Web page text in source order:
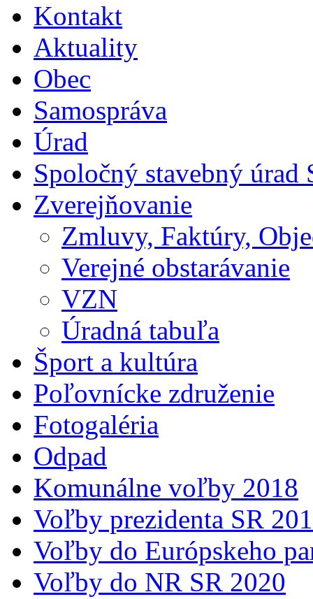
Kontakt
Aktuality
Obec
Samospráva
Úrad
Spoločný stavebný úrad
Zverejňovanie
Zmluvy, Faktúry,
Verejné obstarávanie
VZN
Úradná tabuľa
Šport a kultúra
Poľovnícke združenie
Fotogaléria
Odpad
Komunálne voľby 2018
Voľby prezidenta SR
Voľby do Európskeho
Voľby do NR SR 2020